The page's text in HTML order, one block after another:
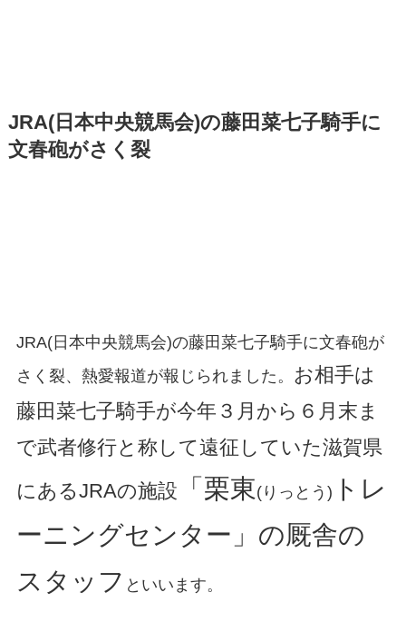
JRA(日本中央競馬会)の藤田菜七子騎手に
文春砲がさく裂
JRA(日本中央競馬会)の藤田菜七子騎手に文春砲が
さく裂、熱愛報道が報じられました。 お相手は
藤田菜七子騎手が今年３月から６月末ま
で武者修行と称して遠征していた滋賀県
にあるJRAの施設
「栗東(りっとう) トレ
ーニングセンター」の厩舎の
スタッフ といいます。